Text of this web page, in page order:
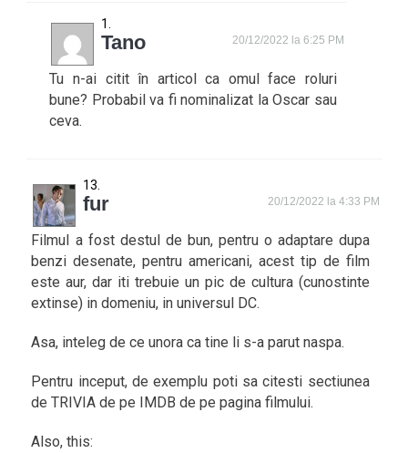
Tano 20/12/2022 la 6:25 PM
Tu n-ai citit în articol ca omul face roluri
bune? Probabil va fi nominalizat la Oscar sau
ceva.
fur 20/12/2022 la 4:33 PM
Filmul a fost destul de bun, pentru o adaptare dupa
benzi desenate, pentru americani, acest tip de film
este aur, dar iti trebuie un pic de cultura (cunostinte
extinse) in domeniu, in universul DC.
Asa, inteleg de ce unora ca tine li s-a parut naspa.
Pentru inceput, de exemplu poti sa citesti sectiunea
de TRIVIA de pe IMDB de pe pagina filmului.
Also, this: